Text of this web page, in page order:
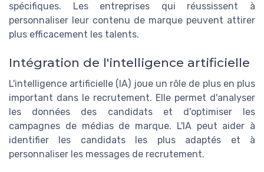
spécifiques. Les entreprises qui réussissent à
personnaliser leur contenu de marque peuvent attirer
plus efficacement les talents.
Intégration de l'intelligence artificielle
L'intelligence artificielle (IA) joue un rôle de plus en plus
important dans le recrutement. Elle permet d'analyser
les données des candidats et d'optimiser les
campagnes de médias de marque. L'IA peut aider à
identifier les candidats les plus adaptés et à
personnaliser les messages de recrutement.